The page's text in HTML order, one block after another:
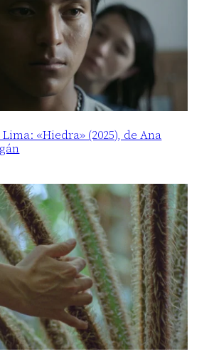
Lima: «Hiedra» (2025), de Ana